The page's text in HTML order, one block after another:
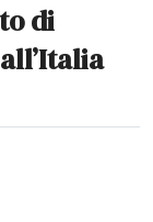
di